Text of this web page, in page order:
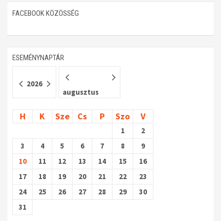
FACEBOOK KÖZÖSSÉG
ESEMÉNYNAPTÁR
2026
augusztus
H K Sze Cs P Szo V
1
2
3
4 5 6 7 8
9
10
11 12 13 14 15
16
17
18 19 20 21 22
23
24
25 26 27 28 29
30
31